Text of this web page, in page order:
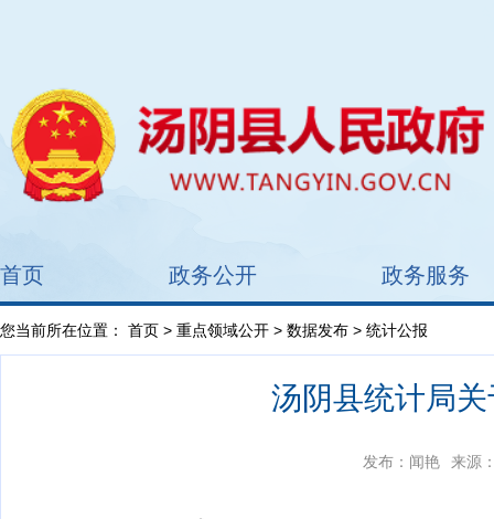
首页 政务公开 政务服务
您当前所在位置： 首页 > 重点领域公开 > 数据发布 > 统计公报
汤阴县统计局
发布：闻艳 来源